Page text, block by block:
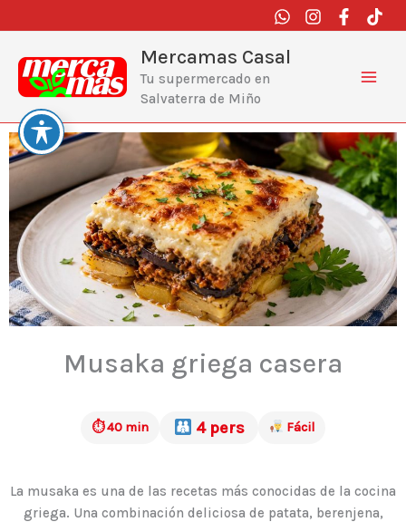
al
contenido
Mercamas Casal
Tu supermercado en
Salvaterra de Miño
Musaka griega casera
⏱ 40 min 4 pers Fácil
La musaka es una de las recetas más conocidas de la cocina
griega. Una combinación deliciosa de patata, berenjena,